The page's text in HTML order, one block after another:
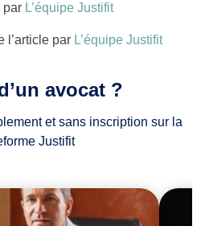
par L’équipe Justifit
l’article par L’équipe Justifit
avocat ?
et sans inscription sur la
Justifit